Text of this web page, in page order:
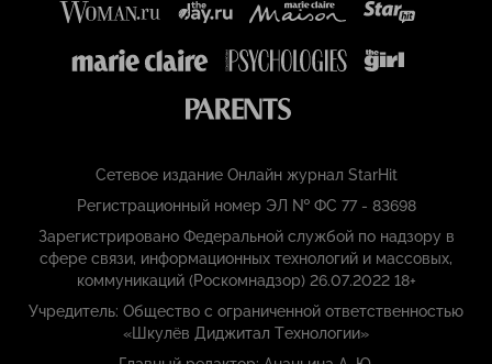
Сетевое издание Онлайн журнал StarHit
Регистрационный номер ЭЛ № ФС 77 - 83698
Зарегистрировано Федеральной службой по надзору в
сфере связи, информационных технологий и массовых,
коммуникаций (Роскомнадзор) 26.07.2022 18+
Учредитель: Общество с ограниченной ответственностью
«Шкулёв Диджитал Технологии»